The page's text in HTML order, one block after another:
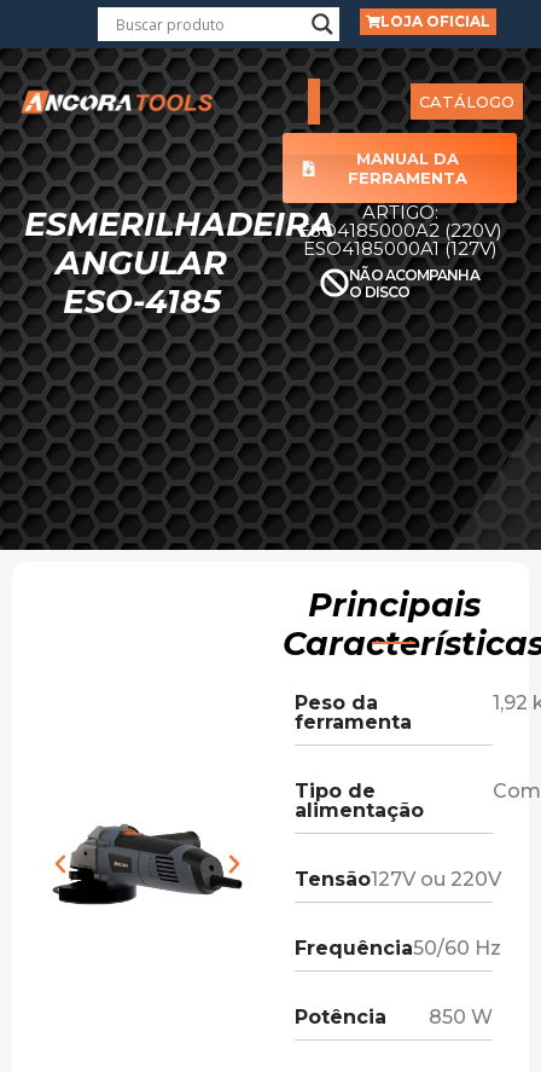
LOJA OFICIAL
CATÁLOGO
ESMERILHADEIRA
ANGULAR
ESO-4185
MANUAL DA
FERRAMENTA
ARTIGO:
ESO4185000A2 (220V)
ESO4185000A1 (127V)
NÃO ACOMPANHA
O DISCO
Principais
Peso da
ferramenta
1,92
Tipo de
alimentação
Tensão127V ou 220V
Frequência50/60 Hz
Potência 850 W